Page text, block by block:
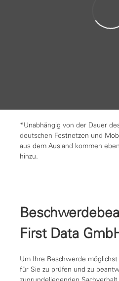
*Unabhängig von der Dauer
deutschen Festnetzen und
aus dem Ausland kommen
hinzu.
First Data
Um Ihre Beschwerde
für Sie zu prüfen und zu